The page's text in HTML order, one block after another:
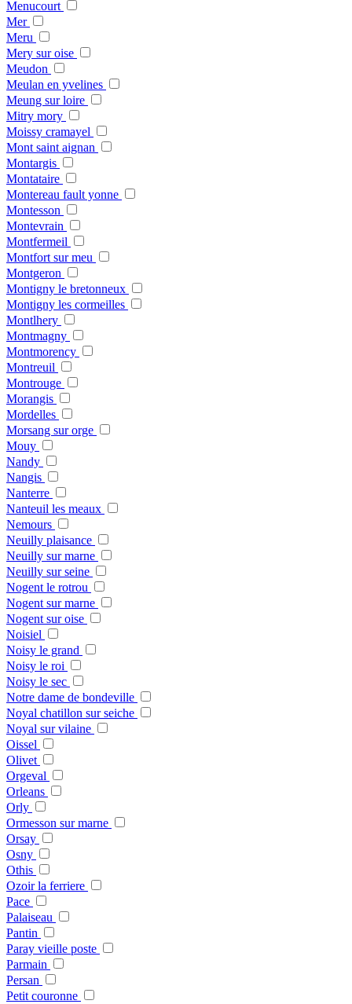
Menucourt
Mer
Meru
Mery sur oise
Meudon
Meulan en yvelines
Meung sur loire
Mitry mory
Moissy cramayel
Mont saint aignan
Montargis
Montataire
Montereau fault yonne
Montesson
Montevrain
Montfermeil
Montfort sur meu
Montgeron
Montigny le bretonneux
Montigny les cormeilles
Montlhery
Montmagny
Montmorency
Montreuil
Montrouge
Morangis
Mordelles
Morsang sur orge
Mouy
Nandy
Nangis
Nanterre
Nanteuil les meaux
Nemours
Neuilly plaisance
Neuilly sur marne
Neuilly sur seine
Nogent le rotrou
Nogent sur marne
Nogent sur oise
Noisiel
Noisy le grand
Noisy le roi
Noisy le sec
Notre dame de bondeville
Noyal chatillon sur seiche
Noyal sur vilaine
Oissel
Olivet
Orgeval
Orleans
Orly
Ormesson sur marne
Orsay
Osny
Othis
Ozoir la ferriere
Pace
Palaiseau
Pantin
Paray vieille poste
Parmain
Persan
Petit couronne